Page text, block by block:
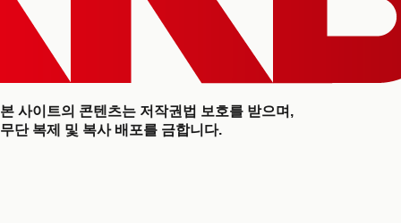
본 사이트의 콘텐츠는 저작권법 보호를 받으며,
무단 복제 및 복사 배포를 금합니다.